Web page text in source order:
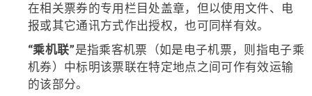
在相关票券的专用栏目处盖章，但以使用文件、电
报或其它通讯方式作出授权，也可同样有效。
“乘机联”是指乘客机票（如是电子机票，则指电子乘
机券）中标明该票联在特定地点之间可作有效运输
的该部分。